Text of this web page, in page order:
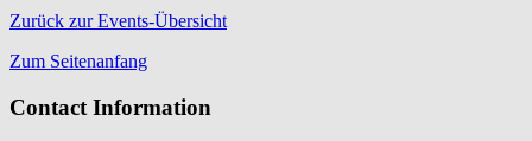
Zurück zur Events-Übersicht
Zum Seitenanfang
Contact Information